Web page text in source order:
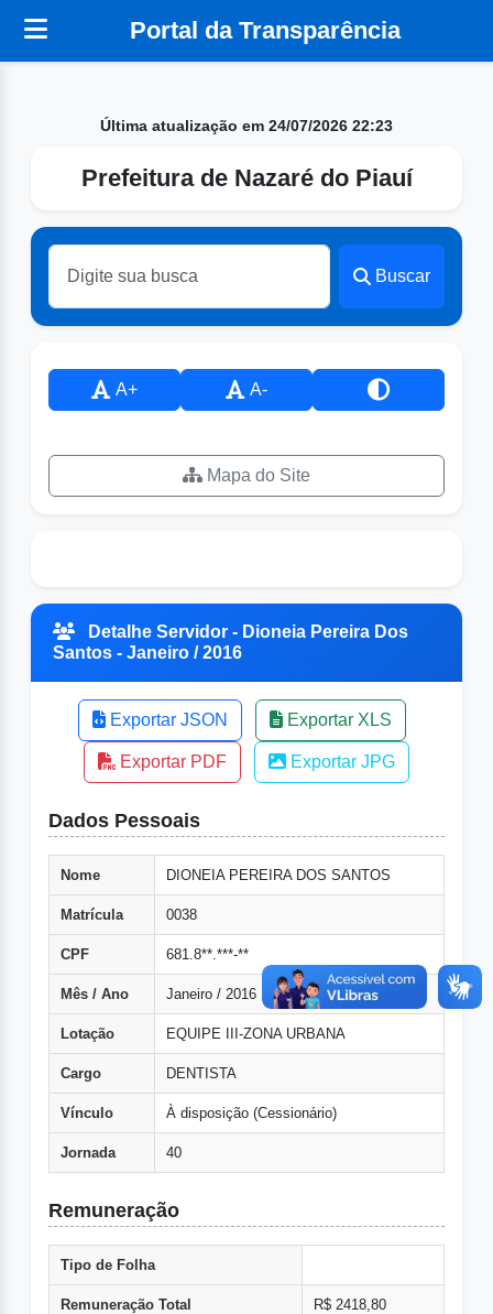
Portal da Transparência
Última atualização em 24/07/2026 22:23
Prefeitura de Nazaré do Piauí
Buscar
A+ A-
Mapa do Site
Detalhe Servidor - Dioneia Pereira Dos
Santos - Janeiro / 2016
Exportar JSON Exportar XLS
Exportar PDF Exportar JPG
Dados Pessoais
Nome DIONEIA PEREIRA DOS SANTOS
Matrícula 0038
CPF 681.8**.***-**
Mês / Ano Janeiro / 2016
Lotação EQUIPE III-ZONA URBANA
Cargo DENTISTA
Vínculo À disposição (Cessionário)
Jornada 40
Remuneração
Tipo de Folha
Remuneração Total R$ 2418,80